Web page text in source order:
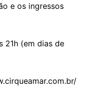
e os ingressos
21h (em dias de